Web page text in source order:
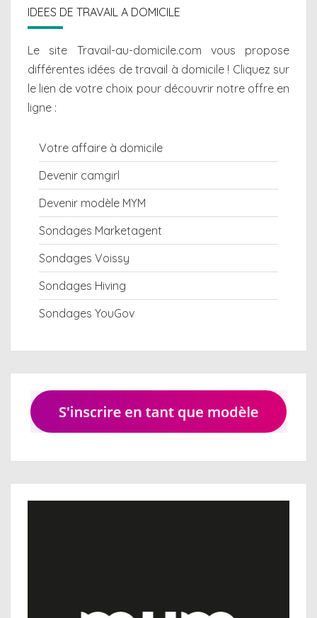
IDEES DE TRAVAIL A DOMICILE
Le site Travail-au-domicile.com vous propose
différentes idées de travail à domicile! Cliquez sur
le lien de votre choix pour découvrir notre offre en
ligne :
Votre affaire à domicile
Devenir camgirl
Devenir modèle MYM
Sondages Marketagent
Sondages Voissy
Sondages Hiving
Sondages YouGov